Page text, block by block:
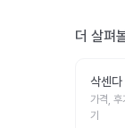
더 살펴
삭센
가격,
기